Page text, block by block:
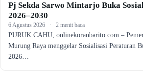
Pj Sekda Sarwo Mintarjo Buka
2026–2030
6 Agustus 2026 · 2 menit baca
PURUK CAHU, onlinekoranbarito.com –
Murung Raya menggelar Sosialisasi Peraturan
2026…